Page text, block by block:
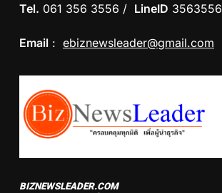
Tel. 061 356 3556 / LineID 3563556
Email : ebiznewsleader@gmail.com
BIZNEWSLEADER.COM